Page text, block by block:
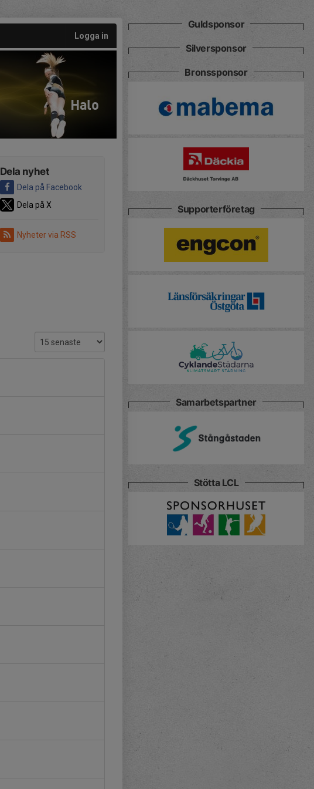
Logga in
Halo
Dela nyhet
Dela på Facebook
Dela på X
Nyheter via RSS
Guldsponsor
Silversponsor
Bronssponsor
Supporterföretag
Samarbetspartner
Stötta LCL